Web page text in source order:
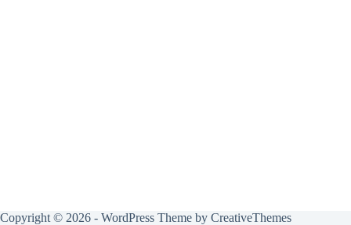
Copyright © 2026 - WordPress Theme by CreativeThemes